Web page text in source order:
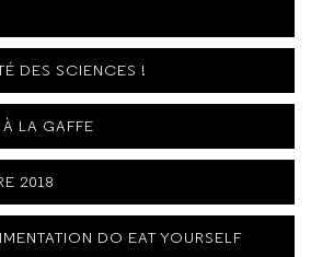
DES SCIENCES !
LA GAFFE
2018
DO EAT YOURSELF